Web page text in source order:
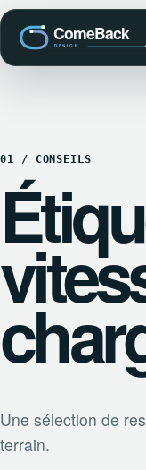
SEO ET
CBK
01 / CONSEILS
Une sélection de
terrain.